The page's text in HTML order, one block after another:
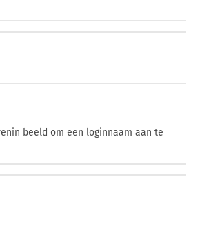
beeld om een loginnaam aan te